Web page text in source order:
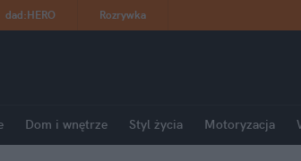
dad:HERO Rozrywka
Dom i wnętrze Styl życia Motoryzacja